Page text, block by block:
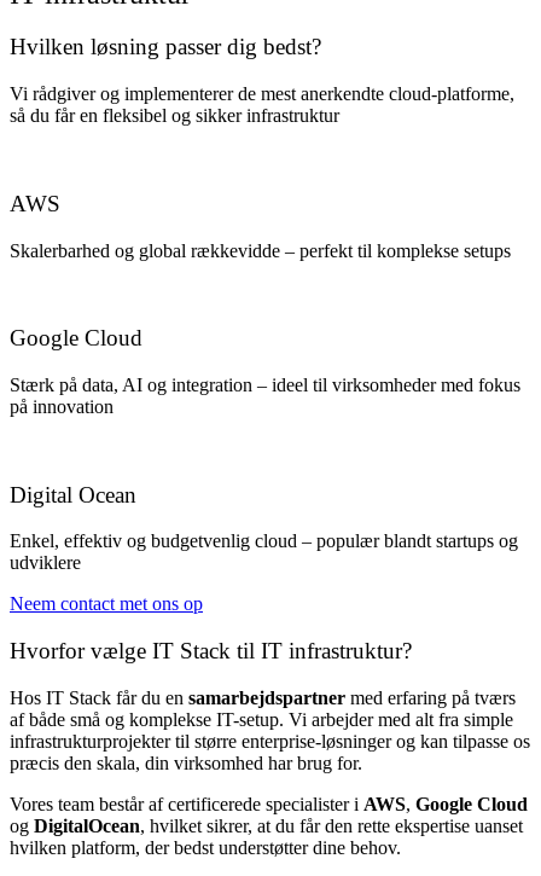
Hvilken løsning passer dig bedst?
Vi rådgiver og implementerer de mest anerkendte cloud-platforme,
så du får en fleksibel og sikker infrastruktur
AWS
Skalerbarhed og global rækkevidde – perfekt til komplekse setups
Google Cloud
Stærk på data, AI og integration – ideel til virksomheder med fokus
på innovation
Digital Ocean
Enkel, effektiv og budgetvenlig cloud – populær blandt startups og
udviklere
Neem contact met ons op
Hvorfor vælge IT Stack til IT infrastruktur?
Hos IT Stack får du en samarbejdspartner med erfaring på tværs
af både små og komplekse IT-setup. Vi arbejder med alt fra simple
infrastrukturprojekter til større enterprise-løsninger og kan tilpasse os
præcis den skala, din virksomhed har brug for.
Vores team består af certificerede specialister i AWS, Google Cloud
og DigitalOcean, hvilket sikrer, at du får den rette ekspertise uanset
hvilken platform, der bedst understøtter dine behov.